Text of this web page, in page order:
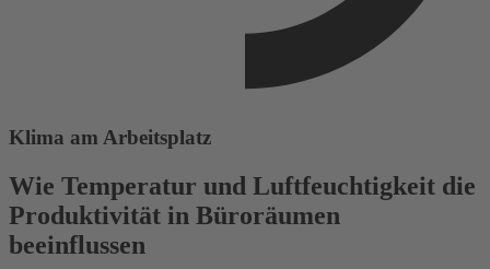
Klima am Arbeitsplatz
Wie Temperatur und Luftfeuchtigkeit die
Produktivität in Büroräumen
beeinflussen